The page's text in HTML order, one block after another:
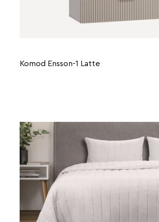
Komod Ensson-1 Latte